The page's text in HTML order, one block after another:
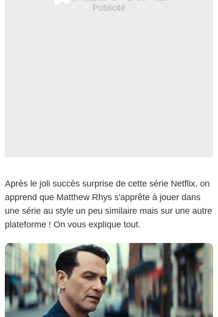
Après le joli succès surprise de cette série Netflix, on
apprend que Matthew Rhys s'apprête à jouer dans
une série au style un peu similaire mais sur une autre
plateforme ! On vous explique tout.